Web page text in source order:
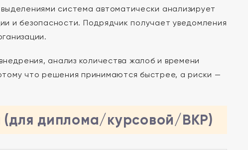
система автоматически анализирует
и безопасности. Подрядчик получает уведомления
анализ количества жалоб и времени
что решения принимаются быстрее, а риски —
(для диплома/курсовой/ВКР)